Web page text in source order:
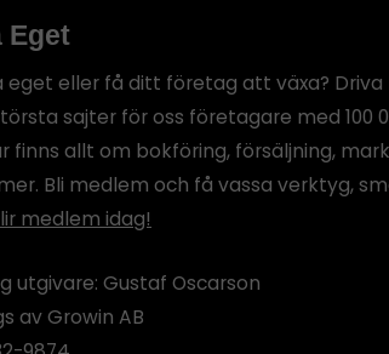
Eget
eget eller få ditt företag att växa? Driva
sajter för oss företagare med 100
finns allt om bokföring, försäljning,
Bli medlem och få vassa verktyg,
medlem idag!
utgivare: Gustaf Oscarson
av Growin AB